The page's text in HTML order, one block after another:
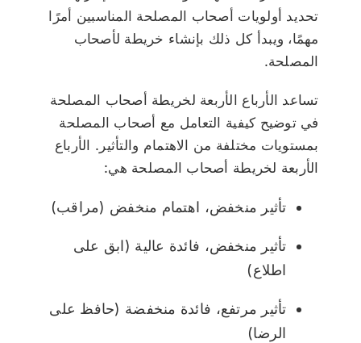
تحديد أولويات أصحاب المصلحة المناسبين أمرًا
مهمًا، ويبدأ كل ذلك بإنشاء خريطة لأصحاب
المصلحة.
تساعد الأرباع الأربعة لخريطة أصحاب المصلحة
في توضيح كيفية التعامل مع أصحاب المصلحة
بمستويات مختلفة من الاهتمام والتأثير. الأرباع
الأربعة لخريطة أصحاب المصلحة هي:
تأثير منخفض، اهتمام منخفض (مراقب)
تأثير منخفض، فائدة عالية (ابق على
اطلاع)
تأثير مرتفع، فائدة منخفضة (حافظ على
الرضا)